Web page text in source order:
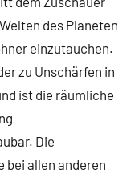
des Planeten
einzutauchen.
zu Unschärfen in
ist die räumliche
Die
bei allen anderen